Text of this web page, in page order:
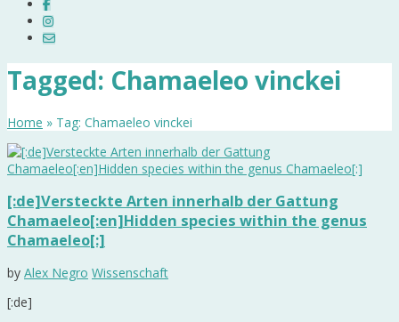
Tagged: Chamaeleo vinckei
Home » Tag: Chamaeleo vinckei
[:de]Versteckte Arten innerhalb der Gattung
Chamaeleo[:en]Hidden species within the genus
Chamaeleo[:]
by Alex Negro Wissenschaft
[:de]